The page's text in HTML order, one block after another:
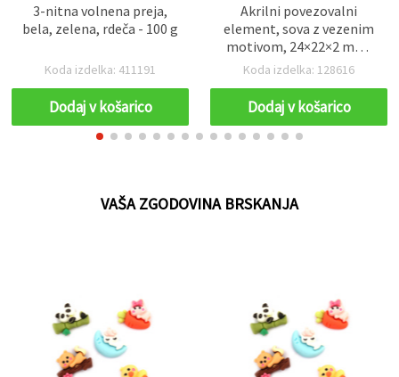
3-nitna volnena preja,
bela, zelena, rdeča - 100 g
Koda izdelka: 411191
Dodaj v košarico
Akrilni povezovalni
element, sova z vezenim
motivom, 24×22×2 mm,
luknja 2 mm – 10 kosov
Koda izdelka: 128616
Dodaj v košarico
VAŠA ZGODOVINA BRSKANJA